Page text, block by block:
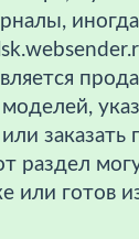
раздел
или готов